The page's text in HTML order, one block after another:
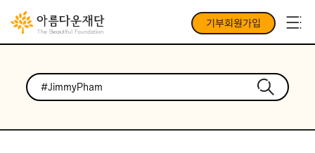
기부회원가입